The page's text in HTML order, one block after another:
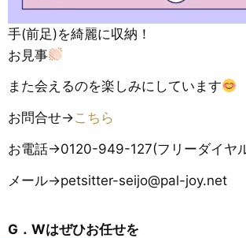
手(前足)を綺麗に収納！
お見事
また会えるのを楽しみにしています
お問合せ→こちら
お電話→0120-949-127(フリーダイヤ
メール→petsitter-seijo@pal-joy.net
G．Wはぜひお任せを